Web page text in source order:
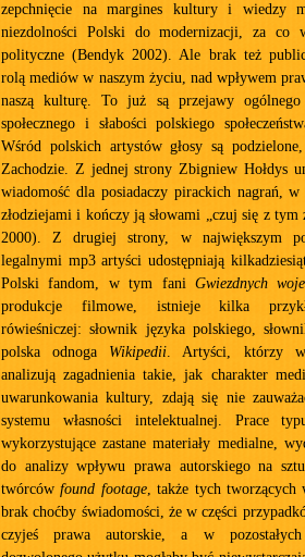
zepchnięcie na margines kultury i wiedzy
niezdolności Polski do modernizacji, za co
polityczne (Bendyk 2002). Ale brak też
rolą mediów w naszym życiu, nad wpływem
naszą kulturę. To już są przejawy ogólnego
społecznego i słabości polskiego
Wśród polskich artystów głosy są
Zachodzie. Z jednej strony Zbigniew Hołdys
wiadomość dla posiadaczy pirackich nagrań,
złodziejami i kończy ją słowami „czuj się z
2000). Z drugiej strony, w największym
legalnymi mp3 artyści udostępniają
Polski fandom, w tym fani Gwiezdnych
produkcje filmowe, istnieje kilka
rówieśniczej: słownik języka polskiego,
polska odnoga Wikipedii. Artyści, którzy w
analizują zagadnienia takie, jak charakter
uwarunkowania kultury, zdają się nie
systemu własności intelektualnej. Prace
wykorzystujące zastane materiały medialne,
do analizy wpływu prawa autorskiego na
twórcówfound footage, także tych tworzących
brak choćby świadomości, że w części
czyjeś prawa autorskie, a w